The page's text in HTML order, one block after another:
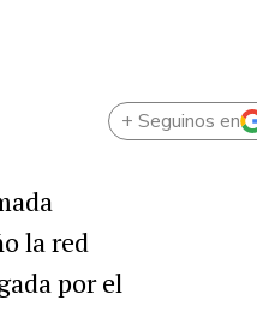
+ Seguinos en
la red
por el